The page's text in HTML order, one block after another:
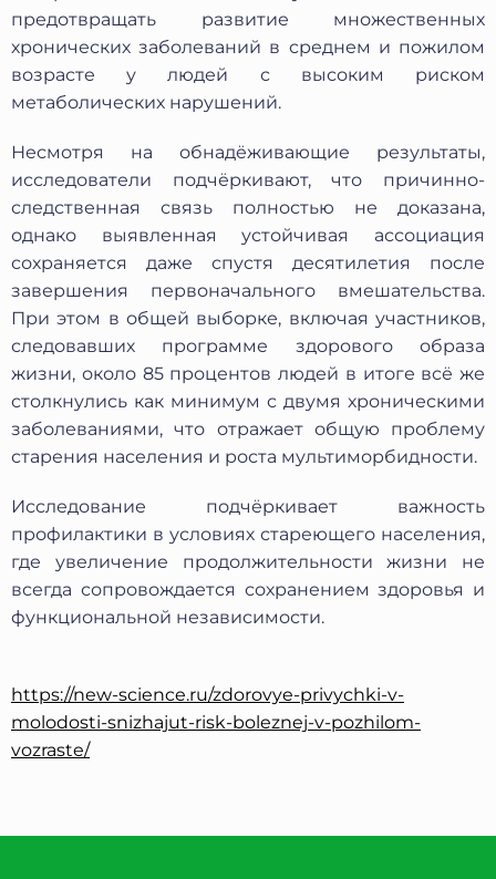
предотвращать развитие множественных
хронических заболеваний в среднем и пожилом
возрасте у людей с высоким риском
метаболических нарушений.
Несмотря на обнадёживающие результаты,
исследователи подчёркивают, что причинно-
следственная связь полностью не доказана,
однако выявленная устойчивая ассоциация
сохраняется даже спустя десятилетия после
завершения первоначального вмешательства.
При этом в общей выборке, включая участников,
следовавших программе здорового образа
жизни, около 85 процентов людей в итоге всё же
столкнулись как минимум с двумя хроническими
заболеваниями, что отражает общую проблему
старения населения и роста мультиморбидности.
Исследование подчёркивает важность
профилактики в условиях стареющего населения,
где увеличение продолжительности жизни не
всегда сопровождается сохранением здоровья и
функциональной независимости.
https://new-science.ru/zdorovye-privychki-v-
molodosti-snizhajut-risk-boleznej-v-pozhilom-
vozraste/